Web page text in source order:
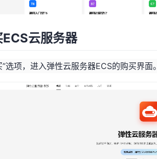
云服务器
”选项，进入弹性云服务器ECS的购买界面。